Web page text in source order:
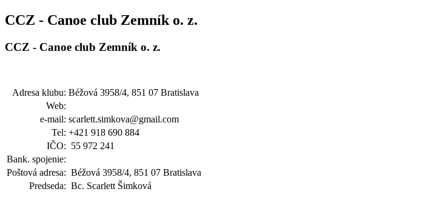
CCZ - Canoe club Zemník o. z.
CCZ - Canoe club Zemník o. z.
Adresa klubu: Béžová 3958/4, 851 07 Bratislava
Web:
e-mail: scarlett.simkova@gmail.com
Tel: +421 918 690 884
IČO: 55 972 241
Bank. spojenie:
Poštová adresa: Béžová 3958/4, 851 07 Bratislava
Predseda: Bc. Scarlett Šimková